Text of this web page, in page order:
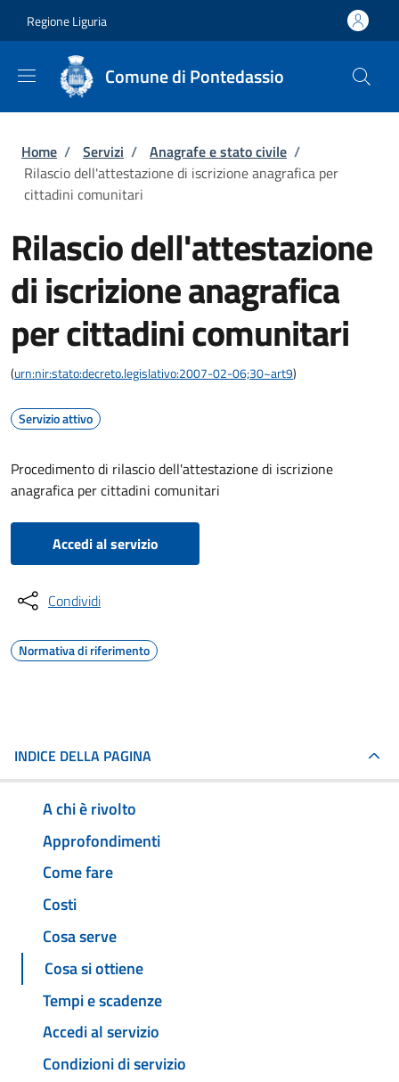
Regione Liguria
Comune di Pontedassio
Briciole di pane
Home / Servizi / Anagrafe e stato civile /
Rilascio dell'attestazione di iscrizione anagrafica per
cittadini comunitari
Rilascio dell'attestazione
di iscrizione anagrafica
per cittadini comunitari
(urn:nir:stato:decreto.legislativo:2007-02-06;30~art9)
Servizio attivo
Procedimento di rilascio dell'attestazione di iscrizione
anagrafica per cittadini comunitari
Accedi al servizio
Condividi
Normativa di riferimento
INDICE DELLA PAGINA
A chi è rivolto
Approfondimenti
Come fare
Costi
Cosa serve
Cosa si ottiene
Tempi e scadenze
Accedi al servizio
Condizioni di servizio